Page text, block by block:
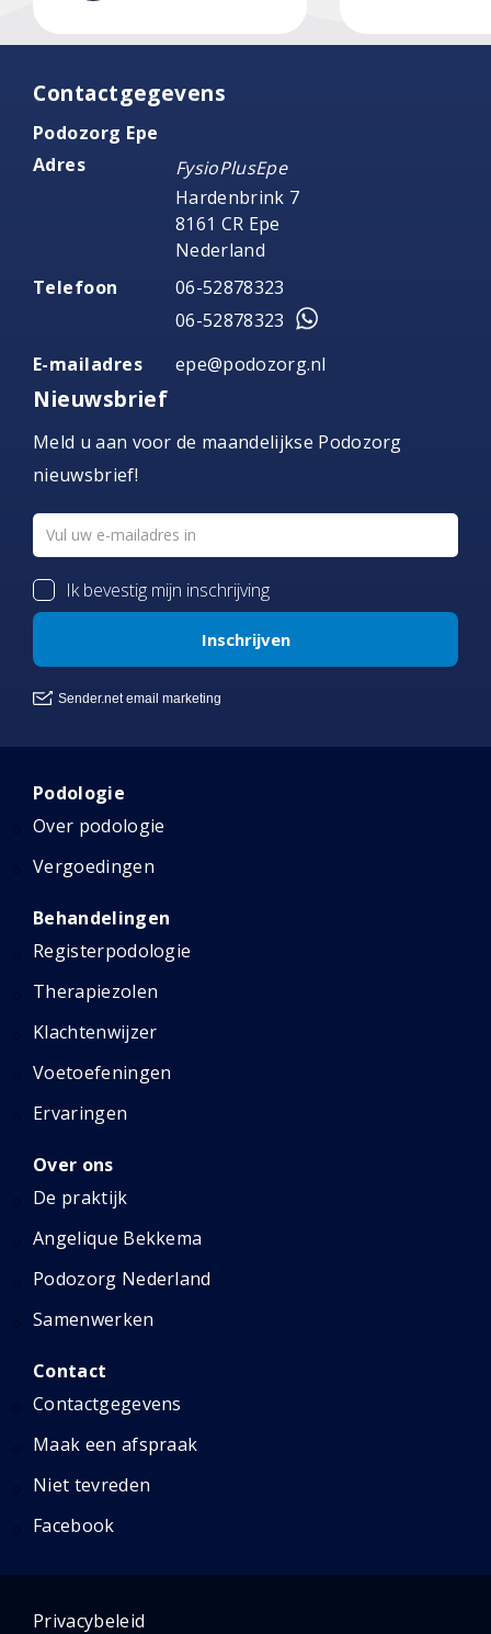
Contactgegevens
Podozorg Epe
Adres
FysioPlusEpe
Hardenbrink 7
8161 CR Epe
Nederland
Telefoon
06-52878323
06-52878323
E-mailadres
epe@podozorg.nl
Nieuwsbrief
Meld u aan voor de maandelijkse Podozorg
nieuwsbrief!
Podologie
Over podologie
Vergoedingen
Behandelingen
Registerpodologie
Therapiezolen
Klachtenwijzer
Voetoefeningen
Ervaringen
Over ons
De praktijk
Angelique Bekkema
Podozorg Nederland
Samenwerken
Contact
Contactgegevens
Maak een afspraak
Niet tevreden
Facebook
Privacybeleid